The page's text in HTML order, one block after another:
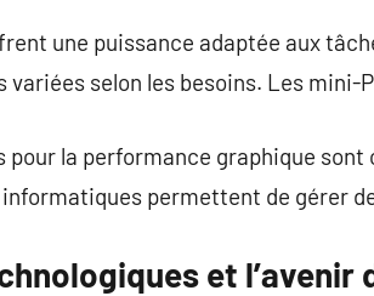
une puissance adaptée aux
selon les besoins. Les mini-
la performance graphique
permettent de gérer
et l’avenir